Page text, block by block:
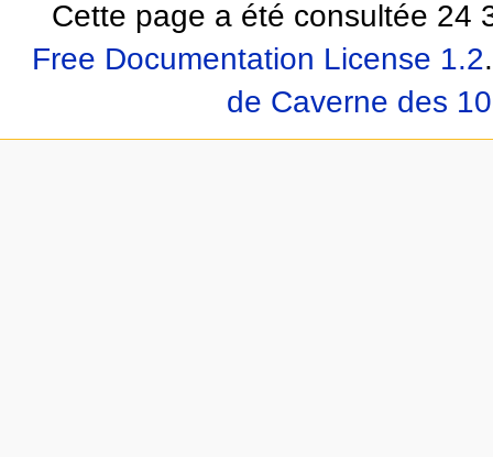
Cette page a été consultée 24
Free Documentation License 1.2.
de Caverne des